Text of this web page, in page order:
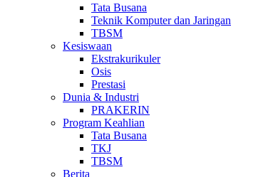
OJT 2020...
Sefety Riding November 2020...
Tata Busana
Teknik Komputer dan Jaringan
TBSM
Kesiswaan
Ekstrakurikuler
Osis
Prestasi
Dunia & Industri
PRAKERIN
Program Keahlian
Tata Busana
TKJ
TBSM
Berita